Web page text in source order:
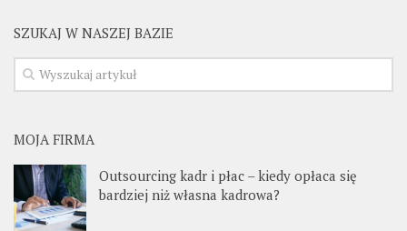
SZUKAJ W NASZEJ BAZIE
MOJA FIRMA
Outsourcing kadr i płac – kiedy opłaca się
bardziej niż własna kadrowa?